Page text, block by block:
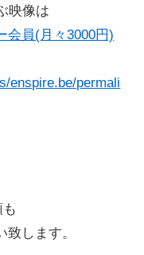
映像は
会員(月々3000円)
enspire.be/permali
します。